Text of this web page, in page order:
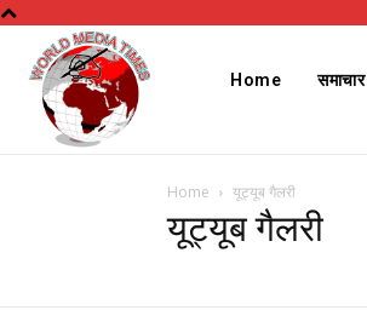
Home समाचार
Home यूट्यूब गैलरी
यूट्यूब गैलरी